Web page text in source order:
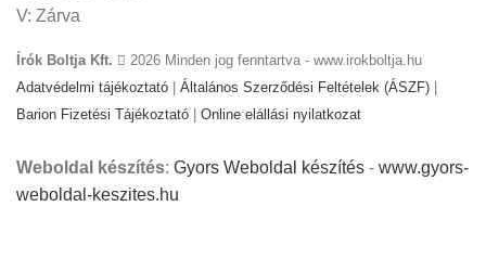
V: Zárva
Írók Boltja Kft.
2026 Minden jog fenntartva - www.irokboltja.hu
Adatvédelmi tájékoztató
Általános Szerződési Feltételek (ÁSZF)
Barion Fizetési Tájékoztató
Online elállási nyilatkozat
Weboldal készítés: Gyors Weboldal készítés - www.gyors-
weboldal-keszites.hu